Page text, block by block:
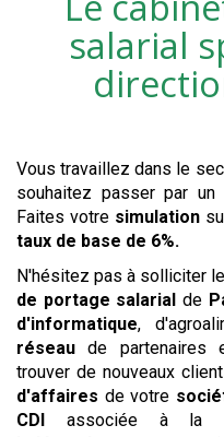
salarial
Vous travaillez dans le
souhaitez passer par un
Faites votre simulation
taux de base de 6%.
N'hésitez pas à solliciter
de portage salarial de
d'informatique,
réseau de partenaires
trouver de nouveaux
d'affaires de votre
CDI associée à la